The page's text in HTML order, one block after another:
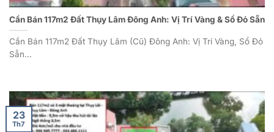
Cần Bán 117m2 Đất Thụy Lâm Đông Anh: Vị Trí Vàng & Sổ Đỏ Sẵn
Cần Bán 117m2 Đất Thụy Lâm (Cũ) Đông Anh: Vị Trí Vàng, Sổ Đỏ
Sẵn...
23
Th7